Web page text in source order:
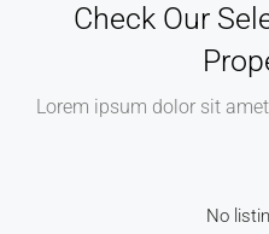
Check Our
Lorem ipsum dolor sit
No